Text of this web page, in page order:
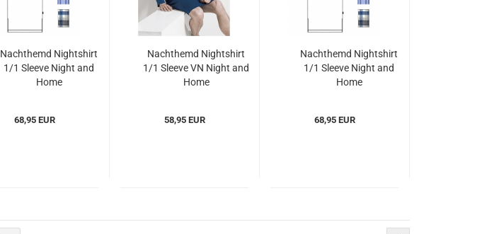
Nachthemd Nightshirt
1/1 Sleeve Night and
Home
68,95 EUR
Nachthemd Nightshirt
1/1 Sleeve VN Night and
Home
58,95 EUR
Nachthemd Nightshirt
1/1 Sleeve Night and
Home
68,95 EUR